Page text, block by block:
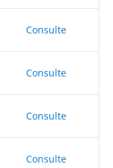
Consulte
Consulte
Consulte
Consulte